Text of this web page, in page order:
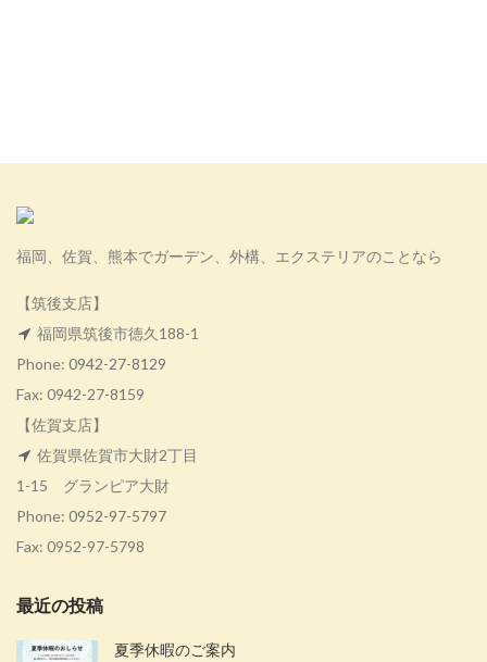
福岡、佐賀、熊本でガーデン、外構、エクステリアのことなら
【筑後支店】
福岡県筑後市徳久188-1
Phone: 0942-27-8129
Fax: 0942-27-8159
【佐賀支店】
佐賀県佐賀市大財2丁目
1-15 グランピア大財
Phone: 0952-97-5797
Fax: 0952-97-5798
最近の投稿
夏季休暇のご案内